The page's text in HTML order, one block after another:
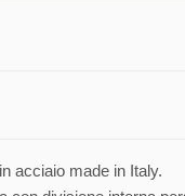
acciaio made in Italy.